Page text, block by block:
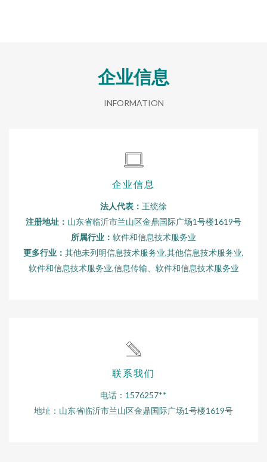
企业信息
INFORMATION
企业信息
法人代表： 王统徐
注册地址： 山东省临沂市兰山区金鼎国际广场1号楼1619号
所属行业： 软件和信息技术服务业
更多行业： 其他未列明信息技术服务业,其他信息技术服务业,
软件和信息技术服务业,信息传输、软件和信息技术服务业
联系我们
电话：1576257**
地址：山东省临沂市兰山区金鼎国际广场1号楼1619号